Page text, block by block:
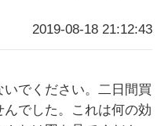
2019-08-18 21:12:43
でください。二日間買
でした。これは何の効